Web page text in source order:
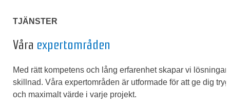
TJÄNSTER
Våra expertområden
Med rätt kompetens och lång erfarenhet skapar vi lösningar
skillnad. Våra expertområden är utformade för att ge dig
och maximalt värde i varje projekt.